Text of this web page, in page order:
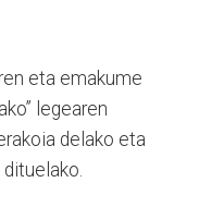
eta emakume
legearen
delako eta